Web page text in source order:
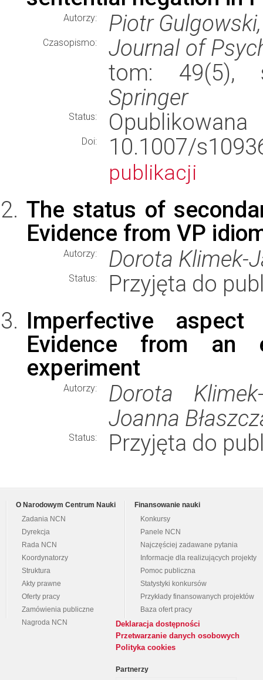
Autorzy: Piotr
Czasopismo:
Journal of
tom: 49(5),
Springer
Status: Opublikowana
Doi: 10.1007/
publikacji
The status of
Evidence from VP
Autorzy: Dorota Klimek-
Status:
Przyjęta do
Imperfective
Evidence from an
experiment
Autorzy:
Dorota
Joanna
Status: Przyjęta do
O Narodowym Centrum Nauki
Zadania NCN
Dyrekcja
Rada NCN
Koordynatorzy
Struktura
Akty prawne
Oferty pracy
Zamówienia publiczne
Nagroda NCN
Finansowanie nauki
Konkursy
Panele NCN
Najczęściej zadawane pytania
Informacje dla realizujących projekty
Pomoc publiczna
Statystyki konkursów
Przykłady finansowanych projektów
Baza ofert pracy
Deklaracja dostępności
Przetwarzanie danych osobowych
Polityka cookies
Partnerzy